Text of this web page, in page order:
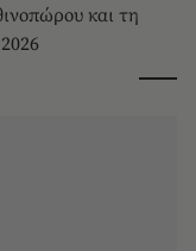
και τη